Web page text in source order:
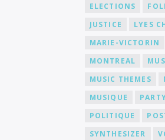
ELECTIONS
JUSTICE
LYES
MARIE-VICTORIN
MONTREAL
MUSIC THEMES
MUSIQUE
POLITIQUE
SYNTHESIZER